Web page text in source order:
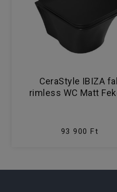
CeraStyle IBIZA
rimless WC Matt
93 900 Ft